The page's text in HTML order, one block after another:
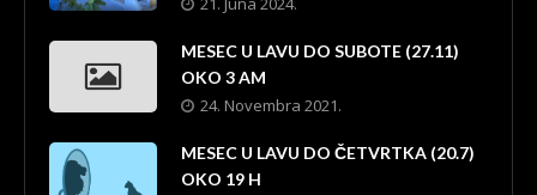
MESEC U LAVU DO SUBOTE (27.11)
OKO 3 AM
24. Novembra 2021.
MESEC U LAVU DO ČETVRTKA (20.7)
OKO 19 H